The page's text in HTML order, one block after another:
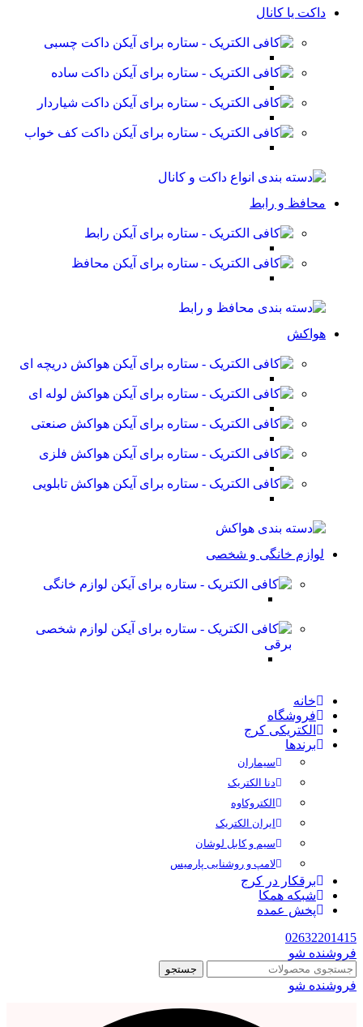
داکت یا کانال
داکت چسبی
داکت ساده
داکت شیاردار
داکت کف خواب
محافظ و رابط
رابط
محافظ
هواکش
هواکش دریچه ای
هواکش لوله ای
هواکش صنعتی
هواکش فلزی
هواکش تابلویی
لوازم خانگی و شخصی
لوازم خانگی
لوازم شخصی
برقی
خانه
فروشگاه
الکتریکی کرج
برندها
سیماران
دنا الکتریک
الکتروکاوه
ایران الکتریک
سیم و کابل لوشان
لامپ و روشنایی پارمیس
برقکار در کرج
شبکه همکا
پخش عمده
02632201415
فروشنده شو
جستجو
فروشنده شو